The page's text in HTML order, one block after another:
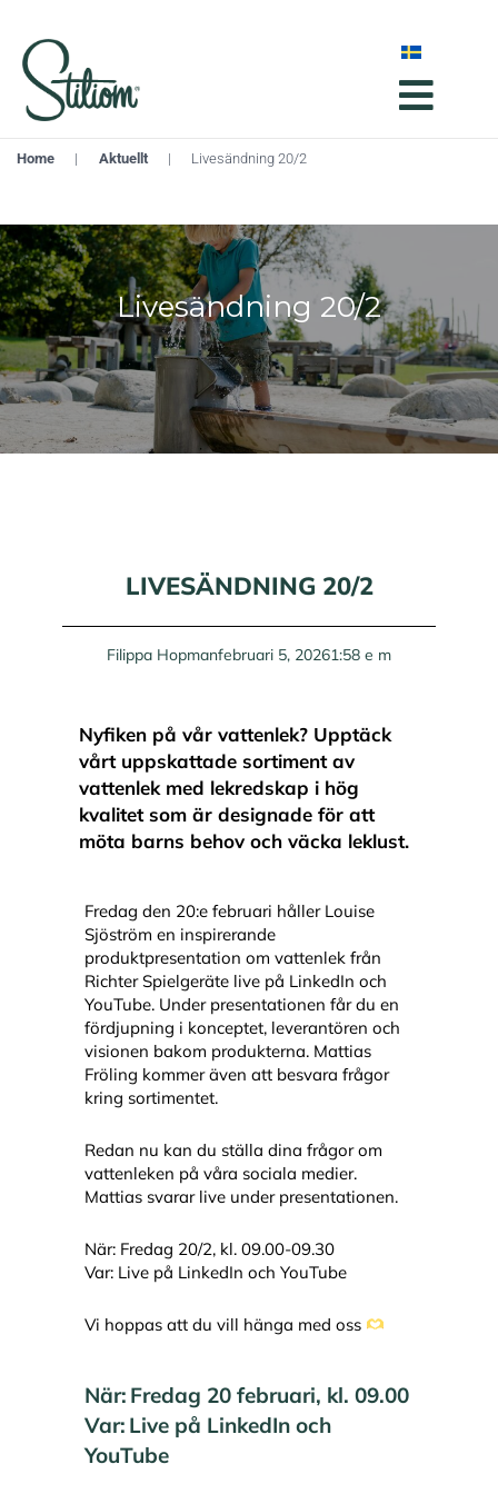
Home | Aktuellt | Livesändning 20/2
Livesändning 20/2
LIVESÄNDNING 20/2
Filippa Hopmanfebruari 5, 20261:58 e m
Nyfiken på vår vattenlek? Upptäck
vårt uppskattade sortiment av
vattenlek med lekredskap i hög
kvalitet som är designade för att
möta barns behov och väcka leklust.
Fredag den 20:e februari håller Louise
Sjöström en inspirerande
produktpresentation om vattenlek från
Richter Spielgeräte live på LinkedIn och
YouTube. Under presentationen får du en
fördjupning i konceptet, leverantören och
visionen bakom produkterna. Mattias
Fröling kommer även att besvara frågor
kring sortimentet.
Redan nu kan du ställa dina frågor om
vattenleken på våra sociala medier.
Mattias svarar live under presentationen.
När: Fredag 20/2, kl. 09.00-09.30
Var: Live på LinkedIn och YouTube
Vi hoppas att du vill hänga med oss
När: Fredag 20 februari, kl. 09.00
Var: Live på LinkedIn och
YouTube